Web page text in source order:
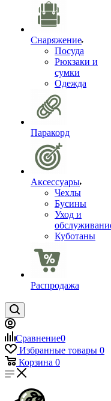
Снаряжение
Посуда
Рюкзаки и
сумки
Одежда
Паракорд
Аксессуары
Чехлы
Бусины
Уход и
Куботаны
Распродажа
Сравнение0
Избранные товары 0
Корзина 0